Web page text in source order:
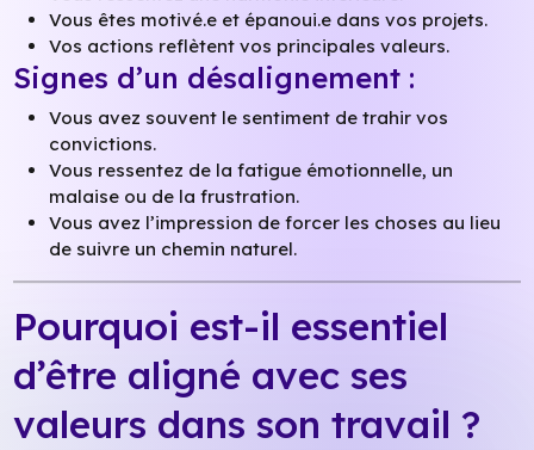
Vous êtes motivé.e et épanoui.e dans vos projets.
Vos actions reflètent vos principales valeurs.
Signes d’un désalignement :
Vous avez souvent le sentiment de trahir vos
convictions.
Vous ressentez de la fatigue émotionnelle, un
malaise ou de la frustration.
Vous avez l’impression de forcer les choses au lieu
de suivre un chemin naturel.
Pourquoi est-il essentiel
d’être aligné avec ses
valeurs dans son travail ?